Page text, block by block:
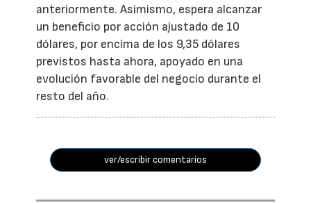
anteriormente. Asimismo, espera alcanzar
un beneficio por acción ajustado de 10
dólares, por encima de los 9,35 dólares
previstos hasta ahora, apoyado en una
evolución favorable del negocio durante el
resto del año.
ver/escribir comentarios